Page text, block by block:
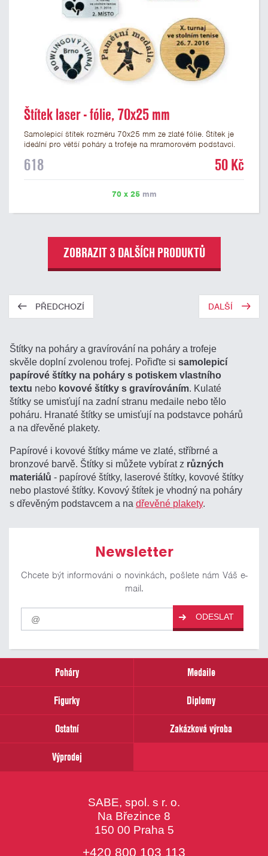
Štítek laser - fólie, 70x25 mm
Samolepicí štítek rozměru 70x25 mm ze zlaté fólie. Štítek je
ideální pro větší poháry a trofeje na mramorovém podstavci.
textu doporučujeme maximálně 3 řádky, aby byla zachována
prvním kroku objednávky.
618 50 Kč
70 x 25mm
ZOBRAZIT 3 DALŠÍCH PRODUKTŮ
PŘEDCHOZÍ DALŠÍ
Štítky na poháry a gravírování na poháry a trofeje
skvěle doplní zvolenou trofej. Pořiďte sisamolepicí
papírové štítky na poháry s potiskem vlastního
textu nebo kovové štítky s gravírováním. Kulaté
štítky se umisťují na zadní stranu medaile nebo tělo
poháru. Hranaté štítky se umisťují na podstavce pohárů
a na dřevěné plakety.
Papírové i kovové štítky máme ve zlaté, stříbrné a
bronzové barvě. Štítky si můžete vybírat z různých
materiálů - papírové štítky, laserové štítky, kovové štítky
nebo plastové štítky. Kovový štítek je vhodný na poháry
s dřevěným podstavcem a nadřevěné plakety.
Newsletter
Chcete být informováni o novinkách, pošlete nám Váš e-
mail.
Pro
odběr
našich
email
ODESLAT
Poháry
Medaile
Figurky
Diplomy
Ostatní
Zakázková výroba
Výprodej
SABE, spol. s r. o.
Na Březince 8
150 00 Praha 5
+420 800 103 113